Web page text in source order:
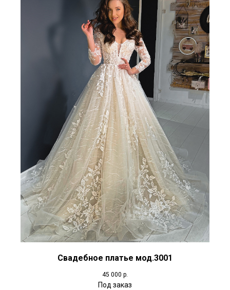
Свадебное платье мод.3001
45 000 р.